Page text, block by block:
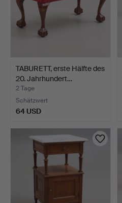
TABURETT, erste Hälfte des
20. Jahrhundert…
2 Tage
Schätzwert
64 USD